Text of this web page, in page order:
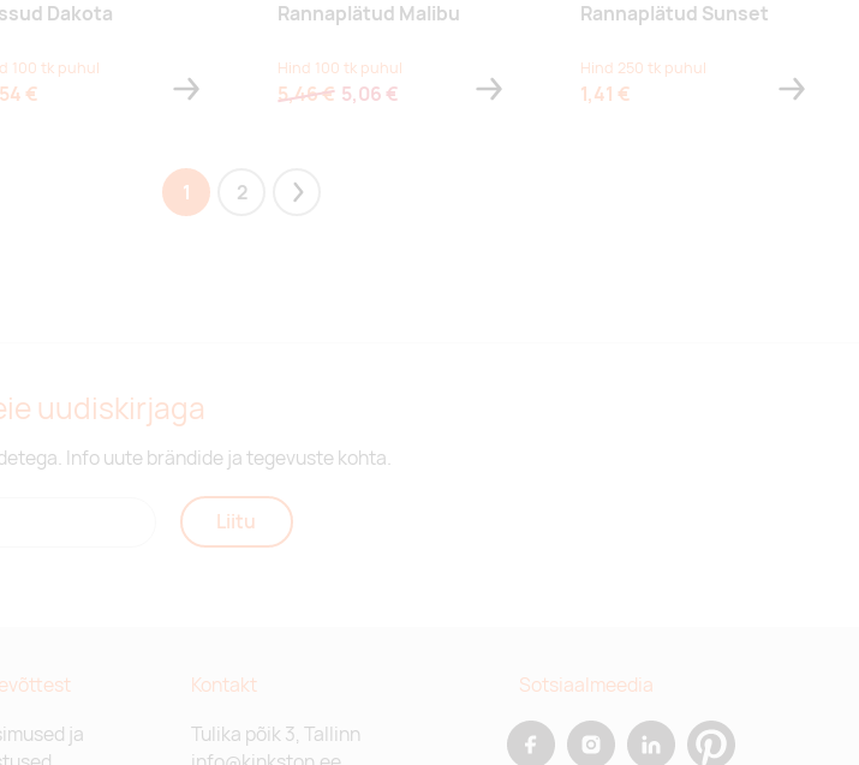
Dakota
100 tk puhul
€
Rannaplätud Malibu
Hind 100 tk puhul
5,46 € 5,06 €
Rannaplätud Sunset
Hind 250 tk puhul
1,41 €
1 2 Next
uudiskirjaga
Info uute brändide ja tegevuste kohta.
Liitu
ja
Kontakt
Tulika põik 3, Tallinn
Sotsiaalmeedia